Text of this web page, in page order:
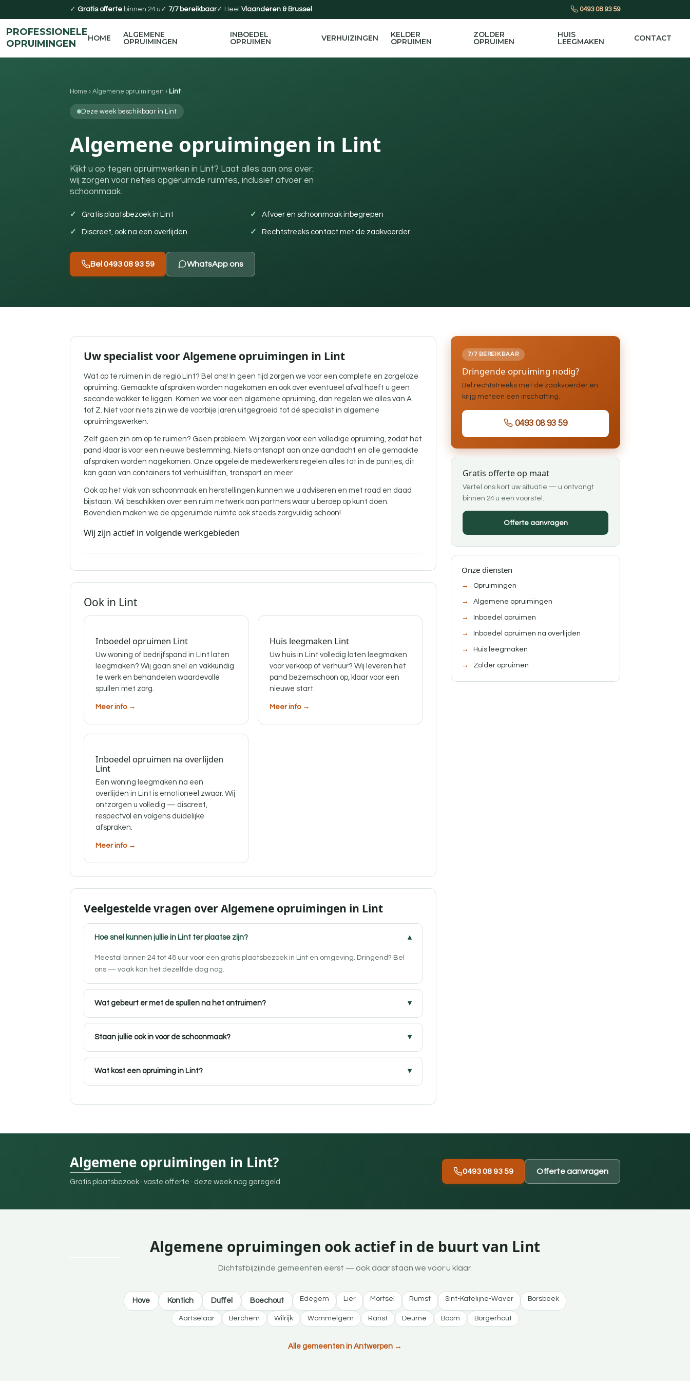
✓ Gratis offerte binnen 24 u ✓ 7/7 bereikbaar✓ Heel Vlaanderen & Brussel 0493 08 93 59
PROFESSIONELE
OPRUIMINGEN
HOME ALGEMENE
OPRUIMINGEN
INBOEDEL
OPRUIMEN VERHUIZINGEN KELDER
OPRUIMEN
ZOLDER
OPRUIMEN
HUIS
LEEGMAKEN CONTACT
Home › Algemene opruimingen › Lint
Deze week beschikbaar in Lint
Algemene opruimingen in Lint
Kijkt u op tegen opruimwerken in Lint? Laat alles aan ons over:
wij zorgen voor netjes opgeruimde ruimtes, inclusief afvoer en
schoonmaak.
Gratis plaatsbezoek in Lint Afvoer én schoonmaak inbegrepen
Discreet, ook na een overlijden Rechtstreeks contact met de zaakvoerder
Bel 0493 08 93 59 WhatsApp ons
Uw specialist voor Algemene opruimingen in Lint
Wat op te ruimen in de regio Lint? Bel ons! In geen tijd zorgen we voor een complete en zorgeloze
opruiming. Gemaakte afspraken worden nagekomen en ook over eventueel afval hoeft u geen
seconde wakker te liggen. Komen we voor een algemene opruiming, dan regelen we alles van A
tot Z. Niet voor niets zijn we de voorbije jaren uitgegroeid tot dé specialist in algemene
opruimingswerken.
Zelf geen zin om op te ruimen? Geen probleem. Wij zorgen voor een volledige opruiming, zodat het
pand klaar is voor een nieuwe bestemming. Niets ontsnapt aan onze aandacht en alle gemaakte
afspraken worden nagekomen. Onze opgeleide medewerkers regelen alles tot in de puntjes, dit
kan gaan van containers tot verhuisliften, transport en meer.
Ook op het vlak van schoonmaak en herstellingen kunnen we u adviseren en met raad en daad
bijstaan. Wij beschikken over een ruim netwerk aan partners waar u beroep op kunt doen.
Bovendien maken we de opgeruimde ruimte ook steeds zorgvuldig schoon!
Wij zijn actief in volgende werkgebieden
Ook in Lint
Inboedel opruimen Lint
Uw woning of bedrijfspand in Lint laten
leegmaken? Wij gaan snel en vakkundig
te werk en behandelen waardevolle
spullen met zorg.
Meer info →
Huis leegmaken Lint
Uw huis in Lint volledig laten leegmaken
voor verkoop of verhuur? Wij leveren het
pand bezemschoon op, klaar voor een
nieuwe start.
Meer info →
Inboedel opruimen na overlijden
Lint
Een woning leegmaken na een
overlijden in Lint is emotioneel zwaar. Wij
ontzorgen u volledig — discreet,
respectvol en volgens duidelijke
afspraken.
Meer info →
Veelgestelde vragen over Algemene opruimingen in Lint
Hoe snel kunnen jullie in Lint ter plaatse zijn?
Meestal binnen 24 tot 48 uur voor een gratis plaatsbezoek in Lint en omgeving. Dringend? Bel
ons — vaak kan het dezelfde dag nog.
Wat gebeurt er met de spullen na het ontruimen?
Staan jullie ook in voor de schoonmaak?
Wat kost een opruiming in Lint?
7/7 BEREIKBAAR
Dringende opruiming nodig?
Bel rechtstreeks met de zaakvoerder en
krijg meteen een inschatting.
0493 08 93 59
Gratis offerte op maat
Vertel ons kort uw situatie — u ontvangt
binnen 24 u een voorstel.
Offerte aanvragen
Onze diensten
Opruimingen
Algemene opruimingen
Inboedel opruimen
Inboedel opruimen na overlijden
Huis leegmaken
Zolder opruimen
Algemene opruimingen in Lint?
Gratis plaatsbezoek · vaste offerte · deze week nog geregeld
0493 08 93 59 Offerte aanvragen
Algemene opruimingen ook actief in de buurt van Lint
Dichtstbijzijnde gemeenten eerst — ook daar staan we voor u klaar.
Hove Kontich Duffel Boechout Edegem Lier Mortsel Rumst Sint-Katelijne-Waver Borsbeek
Aartselaar Berchem Wilrijk Wommelgem Ranst Deurne Boom Borgerhout
Alle gemeenten in Antwerpen →